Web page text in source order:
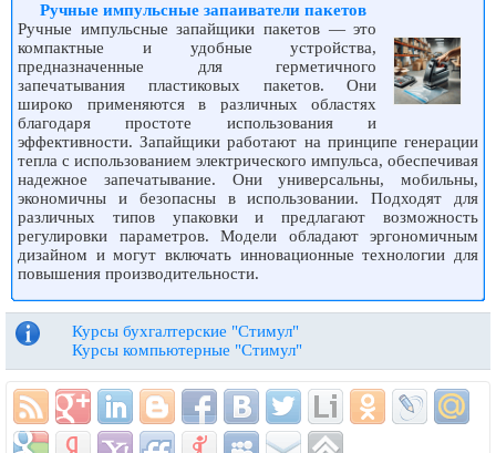
Ручные импульсные запаиватели пакетов
Ручные импульсные запайщики пакетов — это
компактные и удобные устройства,
предназначенные для герметичного
запечатывания пластиковых пакетов. Они
широко применяются в различных областях
благодаря простоте использования и
эффективности. Запайщики работают на принципе генерации
тепла с использованием электрического импульса, обеспечивая
надежное запечатывание. Они универсальны, мобильны,
экономичны и безопасны в использовании. Подходят для
различных типов упаковки и предлагают возможность
регулировки параметров. Модели обладают эргономичным
дизайном и могут включать инновационные технологии для
повышения производительности.
Курсы бухгалтерские "Стимул"
Курсы компьютерные "Стимул"